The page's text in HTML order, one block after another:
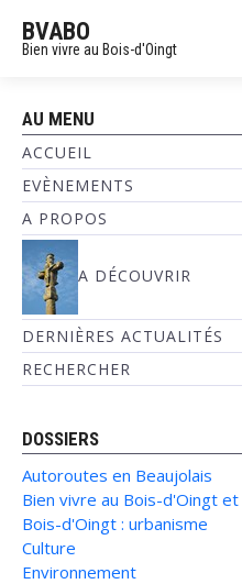
BVABO
Bien vivre au Bois-d'Oingt
AU MENU
ACCUEIL
EVÈNEMENTS
A PROPOS
A DÉCOUVRIR
DERNIÈRES ACTUALITÉS
RECHERCHER
DOSSIERS
Autoroutes en Beaujolais
Bien vivre au Bois-d'Oingt
Bois-d'Oingt : urbanisme
Culture
Environnement